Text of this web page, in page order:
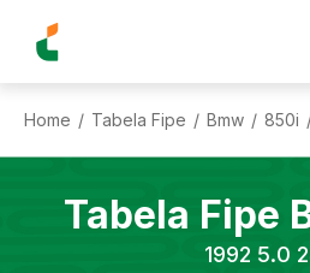
Home / Tabela Fipe / Bmw / 850i
Tabela Fipe
1992 5.0